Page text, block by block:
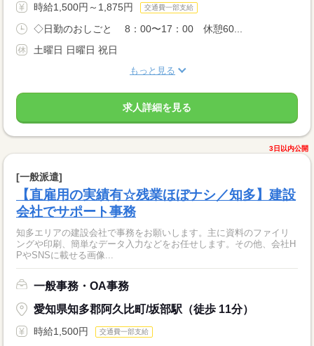
時給1,500円～1,875円 交通費一部支給
◇日勤のおしごと 8：00〜17：00 休憩60...
土曜日 日曜日 祝日
もっと見る
求人詳細を見る
3日以内公開
[一般派遣]
【直雇用の実績有☆残業ほぼナシ／知多】建設
会社でサポート事務
知多エリアの建設会社で事務をお願いします。主に資料のファイリ
ングや印刷、簡単なデータ入力などをお任せします。その他、会社H
PやSNSに載せる画像...
一般事務・OA事務
愛知県知多郡阿久比町/坂部駅（徒歩 11分）
時給1,500円 交通費一部支給